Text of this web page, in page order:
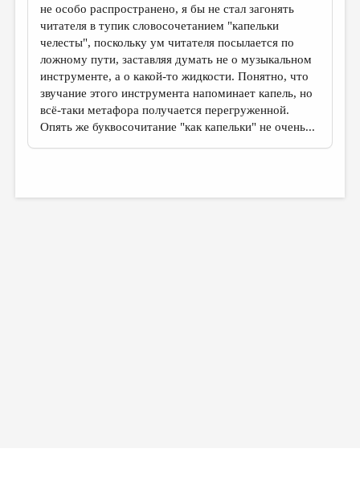
не особо распространено, я бы не стал загонять
читателя в тупик словосочетанием "капельки
челесты", поскольку ум читателя посылается по
ложному пути, заставляя думать не о музыкальном
инструменте, а о какой-то жидкости. Понятно, что
звучание этого инструмента напоминает капель, но
всё-таки метафора получается перегруженной.
Опять же буквосочитание "как капельки" не очень...